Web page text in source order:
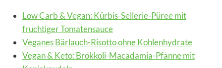
Low Carb & Vegan: Kürbis-Sellerie-Püree mit
fruchtiger Tomatensauce
Veganes Bärlauch-Risotto ohne Kohlenhydrate
Vegan & Keto: Brokkoli-Macadamia-Pfanne mit